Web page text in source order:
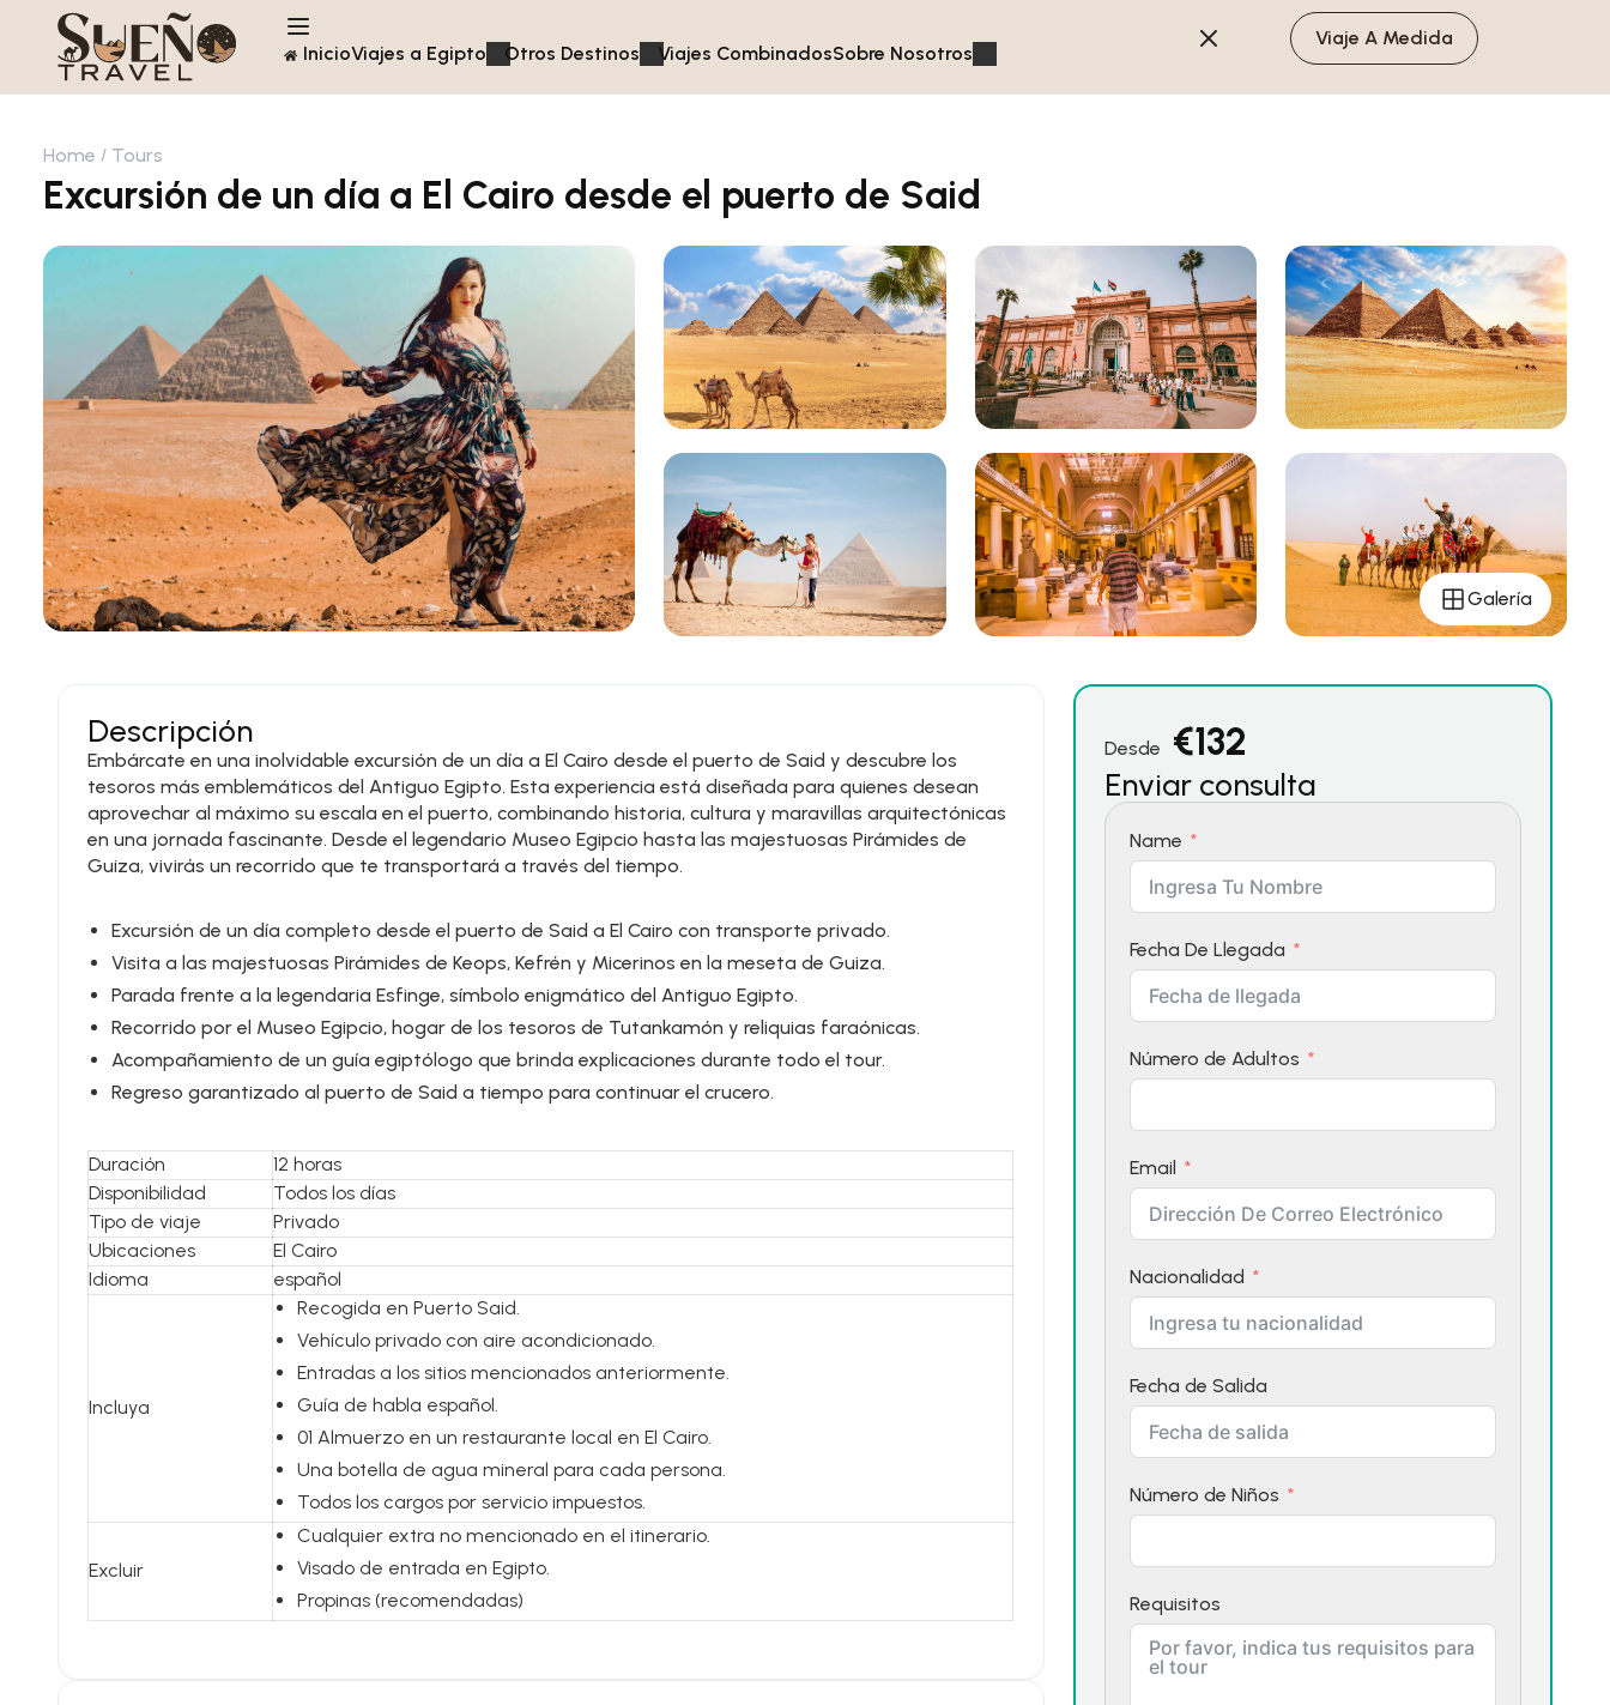
InicioViajes a Egipto Otros Destinos Viajes CombinadosSobre Nosotros
Viaje A Medida
Home Tours
Excursión de un día a El Cairo desde el puerto de Said
Galería
Descripción
Embárcate en una inolvidable excursión de un día a El Cairo desde el puerto de Said y descubre los
tesoros más emblemáticos del Antiguo Egipto. Esta experiencia está diseñada para quienes desean
aprovechar al máximo su escala en el puerto, combinando historia, cultura y maravillas arquitectónicas
en una jornada fascinante. Desde el legendario Museo Egipcio hasta las majestuosas Pirámides de
Guiza, vivirás un recorrido que te transportará a través del tiempo.
Excursión de un día completo desde el puerto de Said a El Cairo con transporte privado.
Visita a las majestuosas Pirámides de Keops, Kefrén y Micerinos en la meseta de Guiza.
Parada frente a la legendaria Esfinge, símbolo enigmático del Antiguo Egipto.
Recorrido por el Museo Egipcio, hogar de los tesoros de Tutankamón y reliquias faraónicas.
Acompañamiento de un guía egiptólogo que brinda explicaciones durante todo el tour.
Regreso garantizado al puerto de Said a tiempo para continuar el crucero.
Duración
12 horas
Disponibilidad
Todos los días
Tipo de viaje
Privado
Ubicaciones
El Cairo
Idioma
español
Incluya
Recogida en Puerto Said.
Vehículo privado con aire acondicionado.
Entradas a los sitios mencionados anteriormente.
Guía de habla español.
01 Almuerzo en un restaurante local en El Cairo.
Una botella de agua mineral para cada persona.
Todos los cargos por servicio impuestos.
Excluir
Cualquier extra no mencionado en el itinerario.
Visado de entrada en Egipto.
Propinas (recomendadas)
Desde €132
Enviar consulta
Name
Fecha De Llegada
Número de Adultos
Email
Nacionalidad
Fecha de Salida
Número de Niños
Requisitos